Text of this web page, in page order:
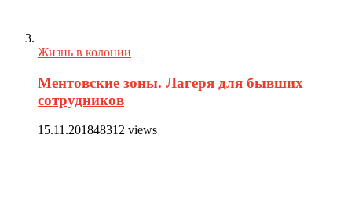
Жизнь в колонии
Ментовские зоны. Лагеря для бывших
сотрудников
15.11.201848312 views